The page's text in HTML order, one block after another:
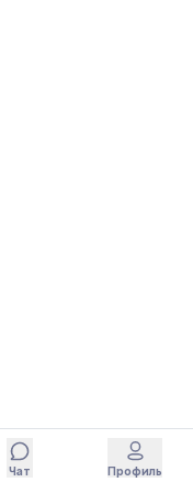
Чат Профиль